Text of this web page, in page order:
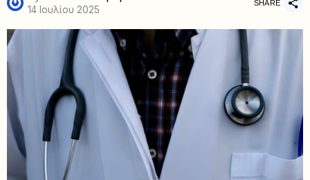
14 Ιουλίου 2025
SHARE